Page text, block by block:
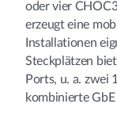
oder vier
erzeugt eine
Installationen
Steckplätzen
Ports, u. a. zwei
kombinierte